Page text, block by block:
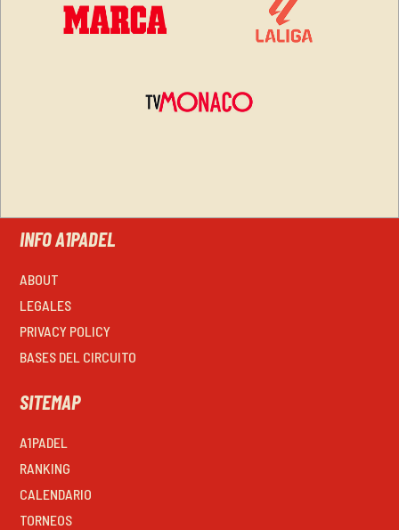
INFO A1PADEL
ABOUT
LEGALES
PRIVACY POLICY
BASES DEL CIRCUITO
SITEMAP
A1PADEL
RANKING
CALENDARIO
TORNEOS